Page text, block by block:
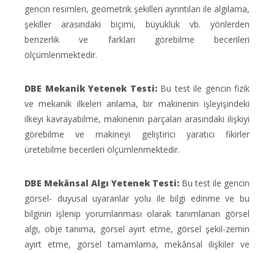
gencin resimleri, geometrik şekilleri ayrıntıları ile algılama,
şekiller arasındaki biçimi, büyüklük vb. yönlerden
benzerlik ve farkları görebilme becerileri
ölçümlenmektedir.
DBE Mekanik Yetenek Testi: Bu test ile gencin fizik
ve mekanik ilkeleri anlama, bir makinenin işleyişindeki
ilkeyi kavrayabilme, makinenin parçaları arasındaki ilişkiyi
görebilme ve makineyi geliştirici yaratıcı fikirler
üretebilme becerileri ölçümlenmektedir.
DBE Mekânsal Algı Yetenek Testi: Bu test ile gencin
görsel- duyusal uyaranlar yolu ile bilgi edinme ve bu
bilginin işlenip yorumlanması olarak tanımlanan görsel
algı, obje tanıma, görsel ayırt etme, görsel şekil-zemin
ayırt etme, görsel tamamlama, mekânsal ilişkiler ve